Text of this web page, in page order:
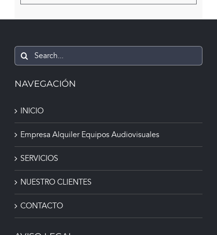
Search
for:
NAVEGACIÓN
INICIO
Empresa Alquiler Equipos Audiovisuales
SERVICIOS
NUESTRO CLIENTES
CONTACTO